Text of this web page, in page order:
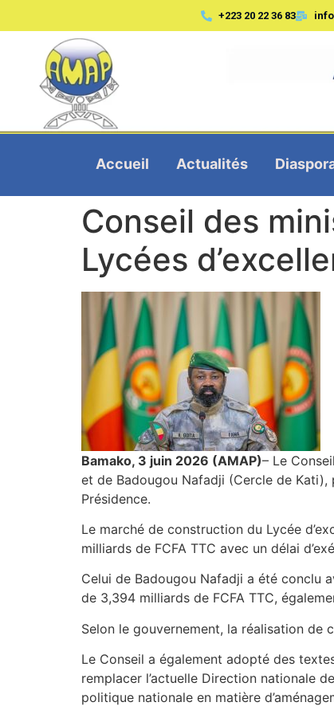
+223 20 22 36 83
Accueil Actualités
Conseil des
Lycées
Bamako, 3 juin 2026 (AMAP)– Le
et de Badougou Nafadji (Cercle de Kati),
Présidence.
Le marché de construction du Lycée
milliards de FCFA TTC avec un délai
Celui de Badougou Nafadji a été conclu
de 3,394 milliards de FCFA TTC,
Selon le gouvernement, la réalisation de
Le Conseil a également adopté des
remplacer l’actuelle Direction nationale
politique nationale en matière